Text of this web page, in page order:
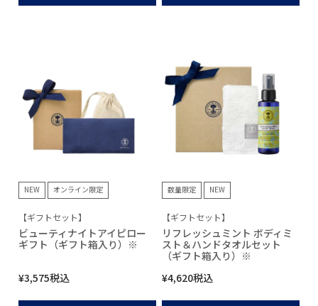
NEW オンライン限定
【ギフトセット】
ビューティナイトアイピロー
ギフト（ギフト箱入り）※
¥3,575税込
数量限定 NEW
【ギフトセット】
リフレッシュミント ボディミ
スト＆ハンドタオルセット
（ギフト箱入り）※
¥4,620税込